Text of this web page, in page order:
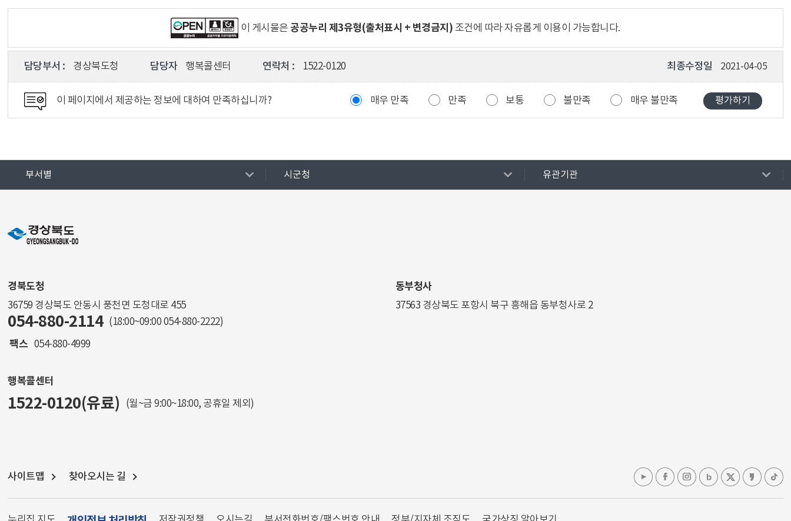
이 게시물은 공공누리 제3유형(출처표시 + 변경금지) 조건에 따라 자유롭게 이용이 가능합니다.
담당부서 : 경상북도청 담당자 행복콜센터 연락처 : 1522-0120 최종수정일 2021-04-05
이 페이지에서 제공하는 정보에 대하여 만족하십니까? 매우 만족 만족 보통 불만족 매우 불만족
부서별 시군청 유관기관
경북도청
36759 경상북도 안동시 풍천면 도청대로 455
054-880-2114 (18:00~09:00 054-880-2222)
팩스 054-880-4999
동부청사
37563 경상북도 포항시 북구 흥해읍 동부청사로 2
행복콜센터
1522-0120(유료) (월~금 9:00~18:00, 공휴일 제외)
사이트맵 찾아오시는 길